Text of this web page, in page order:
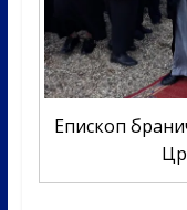
Епископ